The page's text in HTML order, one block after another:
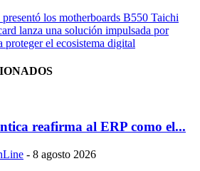
los motherboards B550 Taichi
lanza una solución impulsada por
el ecosistema digital
reafirma al ERP como el...
- 8 agosto 2026